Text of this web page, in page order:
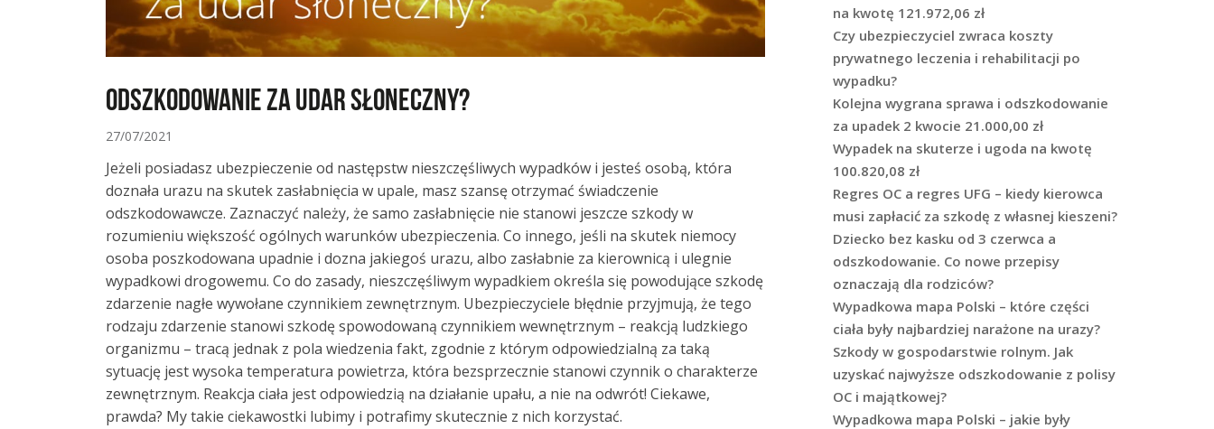
Odszkodowanie za udar słoneczny?
27/07/2021
Jeżeli posiadasz ubezpieczenie od następstw nieszczęśliwych wypadków i jesteś osobą, która
doznała urazu na skutek zasłabnięcia w upale, masz szansę otrzymać świadczenie
odszkodowawcze. Zaznaczyć należy, że samo zasłabnięcie nie stanowi jeszcze szkody w
rozumieniu większość ogólnych warunków ubezpieczenia. Co innego, jeśli na skutek niemocy
osoba poszkodowana upadnie i dozna jakiegoś urazu, albo zasłabnie za kierownicą i ulegnie
wypadkowi drogowemu. Co do zasady, nieszczęśliwym wypadkiem określa się powodujące szkodę
zdarzenie nagłe wywołane czynnikiem zewnętrznym. Ubezpieczyciele błędnie przyjmują, że tego
rodzaju zdarzenie stanowi szkodę spowodowaną czynnikiem wewnętrznym – reakcją ludzkiego
organizmu – tracą jednak z pola wiedzenia fakt, zgodnie z którym odpowiedzialną za taką
sytuację jest wysoka temperatura powietrza, która bezsprzecznie stanowi czynnik o charakterze
zewnętrznym. Reakcja ciała jest odpowiedzią na działanie upału, a nie na odwrót! Ciekawe,
prawda? My takie ciekawostki lubimy i potrafimy skutecznie z nich korzystać.
na kwotę 121.972,06 zł
Czy ubezpieczyciel zwraca koszty
prywatnego leczenia i rehabilitacji po
wypadku?
Kolejna wygrana sprawa i odszkodowanie
za upadek 2 kwocie 21.000,00 zł
Wypadek na skuterze i ugoda na kwotę
100.820,08 zł
Regres OC a regres UFG – kiedy kierowca
musi zapłacić za szkodę z własnej kieszeni?
Dziecko bez kasku od 3 czerwca a
odszkodowanie. Co nowe przepisy
oznaczają dla rodziców?
Wypadkowa mapa Polski – które części
ciała były najbardziej narażone na urazy?
Szkody w gospodarstwie rolnym. Jak
uzyskać najwyższe odszkodowanie z polisy
OC i majątkowej?
Wypadkowa mapa Polski – jakie były